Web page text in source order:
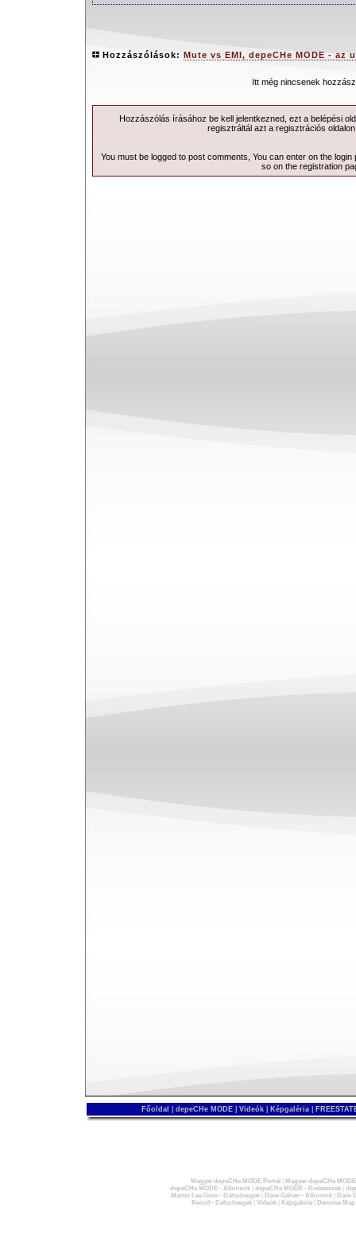
Hozzászólások: Mute vs EMI, depeCHe MODE - az
Itt még nincsenek
Hozzászólás írásához be kell jelentkezned, ezt a belépési
regisztráltál azt a regisztrációs
You must be logged to post comments, You can enter on the login
so on the registration
Főoldal depeCHe MODE Videók Képgaléria
Magyar depeCHe MODE Portál
Magyar depeCHe
depeCHe MODE - Albumok| depeCHe MODE - Kislemezek|
Martin Lee Gore - Dalszövegek| Dave Gahan - Albumok|
Dave
Recoil - Dalszövegek| Videók| Képgaléria| Devotee Map